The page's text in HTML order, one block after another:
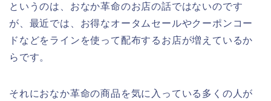
というのは、おなか革命のお店の話ではないのです
が、最近では、お得なオータムセールやクーポンコー
ドなどをラインを使って配布するお店が増えているか
らです。
それにおなか革命の商品を気に入っている多くの人が